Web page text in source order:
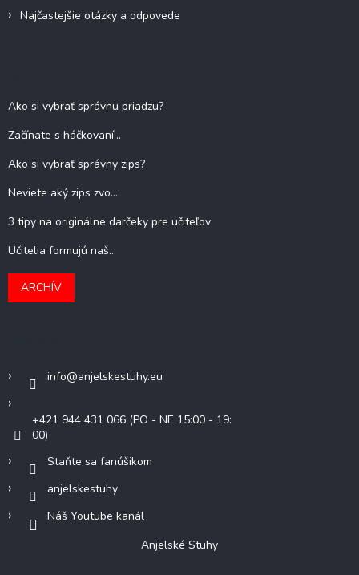
Najčastejšie otázky a odpovede
Ako si vybrať správnu priadzu?
Začínate s háčkovaní...
Ako si vybrať správny zips?
Neviete aký zips zvo...
3 tipy na originálne darčeky pre učiteľov
Učitelia formujú naš...
ARCHÍV
info@anjelskestuhy.eu
+421 944 431 066 (PO - NE 15:00 - 19:
00)
Staňte sa fanúšikom
anjelskestuhy
Náš Youtube kanál
Anjelské Stuhy